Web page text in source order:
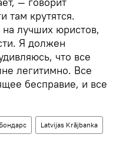
там крутятся.
лучших юристов,
Я должен
что все
легитимно. Все
бесправие, и все
Latvijas Krājbanka